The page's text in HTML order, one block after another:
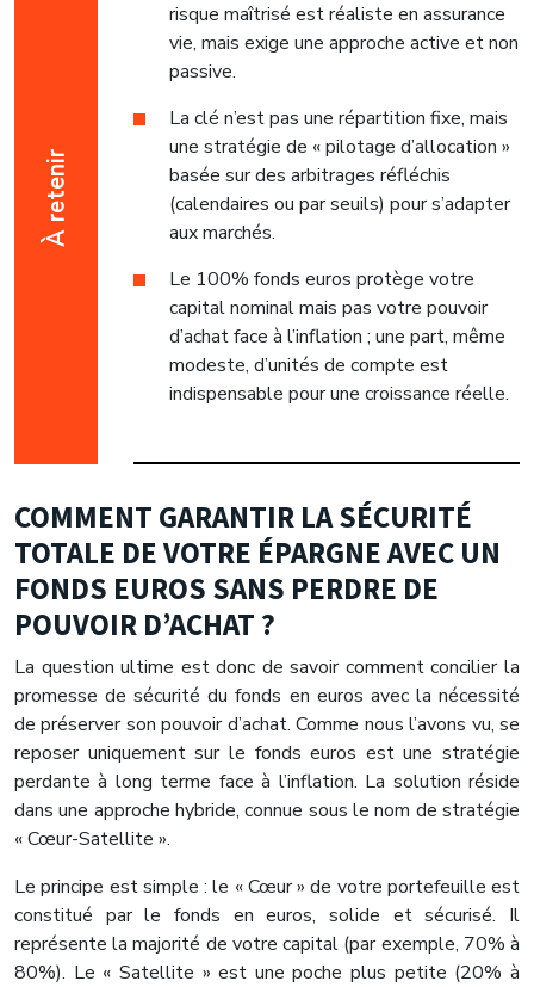
À retenir
risque maîtrisé est réaliste en assurance
vie, mais exige une approche active et non
passive.
La clé n’est pas une répartition fixe, mais
une stratégie de « pilotage d’allocation »
basée sur des arbitrages réfléchis
(calendaires ou par seuils) pour s’adapter
aux marchés.
Le 100% fonds euros protège votre
capital nominal mais pas votre pouvoir
d’achat face à l’inflation ; une part, même
modeste, d’unités de compte est
indispensable pour une croissance réelle.
COMMENT GARANTIR LA SÉCURITÉ
TOTALE DE VOTRE ÉPARGNE AVEC UN
FONDS EUROS SANS PERDRE DE
POUVOIR D’ACHAT ?
La question ultime est donc de savoir comment concilier la
promesse de sécurité du fonds en euros avec la nécessité
de préserver son pouvoir d’achat. Comme nous l’avons vu, se
reposer uniquement sur le fonds euros est une stratégie
perdante à long terme face à l’inflation. La solution réside
dans une approche hybride, connue sous le nom de stratégie
« Cœur-Satellite ».
Le principe est simple : le « Cœur » de votre portefeuille est
constitué par le fonds en euros, solide et sécurisé. Il
représente la majorité de votre capital (par exemple, 70% à
80%). Le « Satellite » est une poche plus petite (20% à